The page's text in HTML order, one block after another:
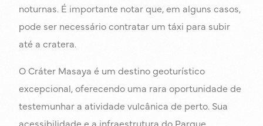
noturnas. É importante notar que, em alguns casos,
pode ser necessário contratar um táxi para subir
até a cratera.
O Cráter Masaya é um destino geoturístico
excepcional, oferecendo uma rara oportunidade de
testemunhar a atividade vulcânica de perto. Sua
acessibilidade e a infraestrutura do Parque